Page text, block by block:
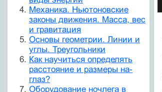
Механика. Ньютоновские
законы движения. Масса, вес
и гравитация
Основы геометрии. Линии и
углы. Треугольники
Как научиться определять
расстояние и размеры на-
глаз?
Оборудование ночлега в